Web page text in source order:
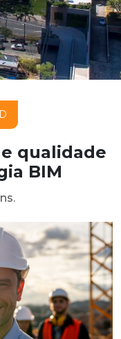
qualidade
BIM